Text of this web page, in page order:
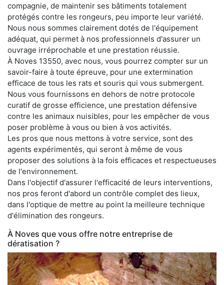
compagnie, de maintenir ses bâtiments totalement
protégés contre les rongeurs, peu importe leur variété.
Nous nous sommes clairement dotés de l'équipement
adéquat, qui permet à nos professionnels d'assurer un
ouvrage irréprochable et une prestation réussie.
À Noves 13550, avec nous, vous pourrez compter sur un
savoir-faire à toute épreuve, pour une extermination
efficace de tous les rats et souris qui vous submergent.
Nous vous fournissons en dehors de notre protocole
curatif de grosse efficience, une prestation défensive
contre les animaux nuisibles, pour les empêcher de vous
poser problème à vous ou bien à vos activités.
Les pros que nous mettons à votre service, sont des
agents expérimentés, qui seront à même de vous
proposer des solutions à la fois efficaces et respectueuses
de l'environnement.
Dans l'objectif d'assurer l'efficacité de leurs interventions,
nos pros feront d'abord un contrôle complet des lieux,
dans l'optique de mettre au point la meilleure technique
d'élimination des rongeurs.
À Noves que vous offre notre entreprise de
dératisation ?